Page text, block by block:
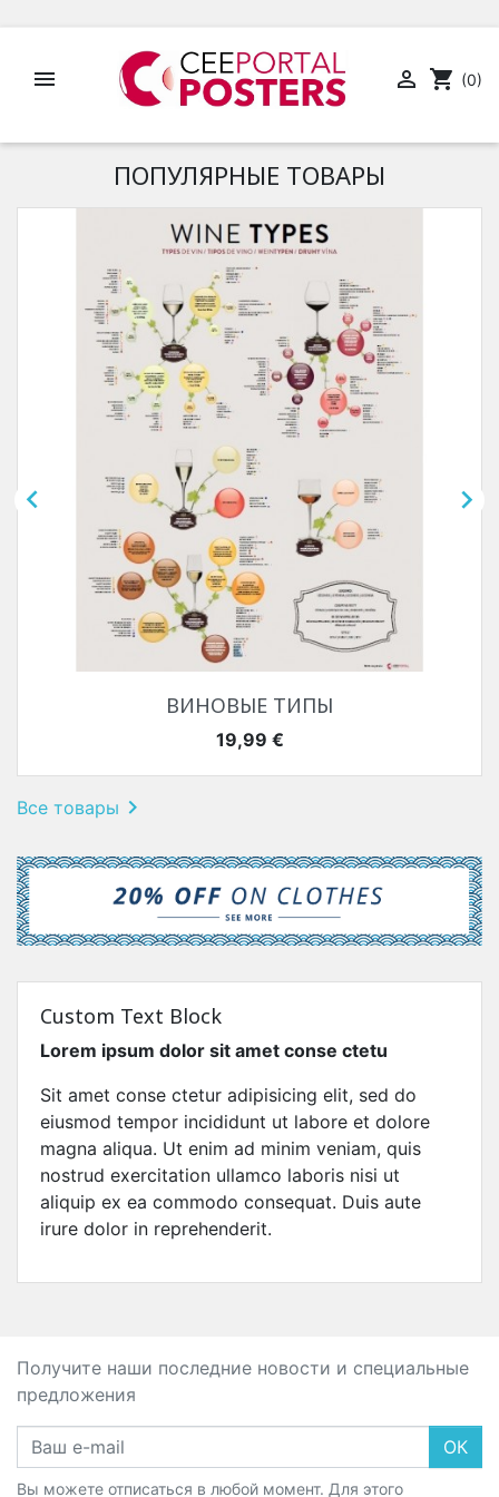
  shopping_cart (0)
ПОПУЛЯРНЫЕ ТОВАРЫ

ВИНОВЫЕ ТИПЫ
Цена
19,99 €

Все товары 
Custom Text Block
Lorem ipsum dolor sit amet conse ctetu
Sit amet conse ctetur adipisicing elit, sed do
eiusmod tempor incididunt ut labore et dolore
magna aliqua. Ut enim ad minim veniam, quis
nostrud exercitation ullamco laboris nisi ut
aliquip ex ea commodo consequat. Duis aute
irure dolor in reprehenderit.
Получите наши последние новости и специальные
предложения
ОК
Вы можете отписаться в любой момент. Для этого